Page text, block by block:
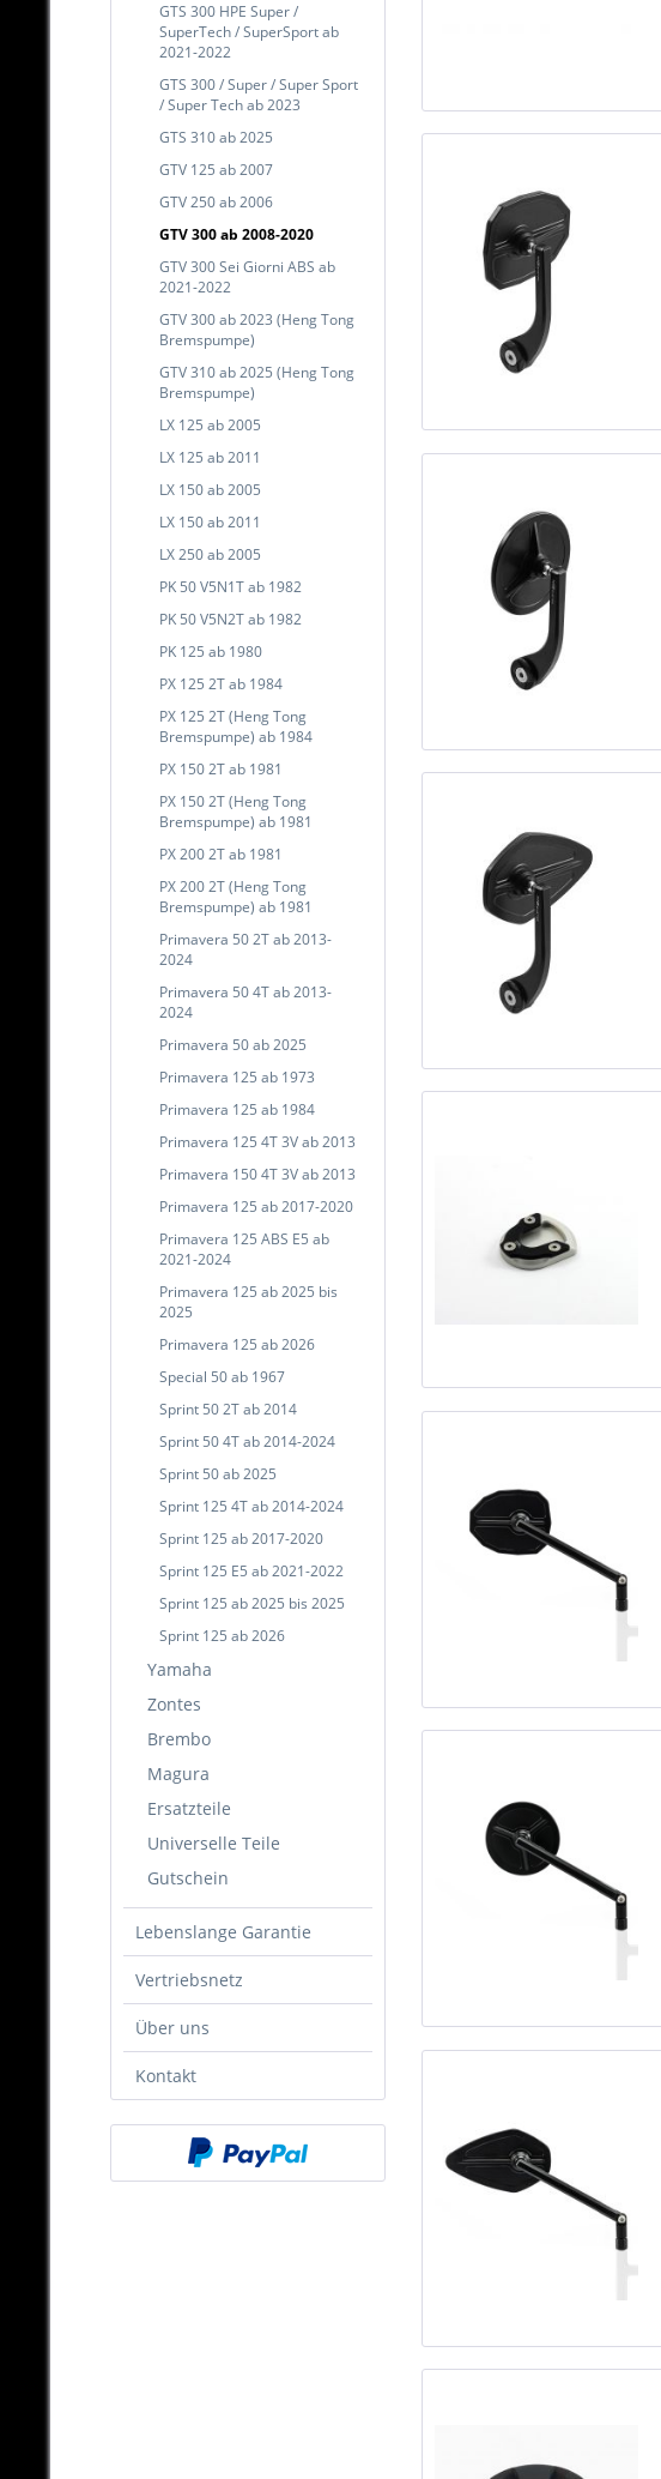
GTS 300 HPE Super /
SuperTech / SuperSport ab
2021-2022
GTS 300 / Super / Super Sport
/ Super Tech ab 2023
GTS 310 ab 2025
GTV 125 ab 2007
GTV 250 ab 2006
GTV 300 ab 2008-2020
GTV 300 Sei Giorni ABS ab
2021-2022
GTV 300 ab 2023 (Heng Tong
Bremspumpe)
GTV 310 ab 2025 (Heng Tong
Bremspumpe)
LX 125 ab 2005
LX 125 ab 2011
LX 150 ab 2005
LX 150 ab 2011
LX 250 ab 2005
PK 50 V5N1T ab 1982
PK 50 V5N2T ab 1982
PK 125 ab 1980
PX 125 2T ab 1984
PX 125 2T (Heng Tong
Bremspumpe) ab 1984
PX 150 2T ab 1981
PX 150 2T (Heng Tong
Bremspumpe) ab 1981
PX 200 2T ab 1981
PX 200 2T (Heng Tong
Bremspumpe) ab 1981
Primavera 50 2T ab 2013-
2024
Primavera 50 4T ab 2013-
2024
Primavera 50 ab 2025
Primavera 125 ab 1973
Primavera 125 ab 1984
Primavera 125 4T 3V ab 2013
Primavera 150 4T 3V ab 2013
Primavera 125 ab 2017-2020
Primavera 125 ABS E5 ab
2021-2024
Primavera 125 ab 2025 bis
2025
Primavera 125 ab 2026
Special 50 ab 1967
Sprint 50 2T ab 2014
Sprint 50 4T ab 2014-2024
Sprint 50 ab 2025
Sprint 125 4T ab 2014-2024
Sprint 125 ab 2017-2020
Sprint 125 E5 ab 2021-2022
Sprint 125 ab 2025 bis 2025
Sprint 125 ab 2026
Yamaha
Zontes
Brembo
Magura
Ersatzteile
Universelle Teile
Gutschein
Lebenslange Garantie
Vertriebsnetz
Über uns
Kontakt